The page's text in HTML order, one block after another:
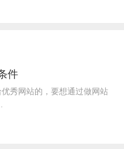
件
秀网站的，要想通过做网站